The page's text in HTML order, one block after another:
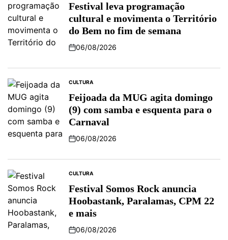
Festival leva programação
cultural e movimenta o Território
do Bem no fim de semana
06/08/2026
CULTURA
Feijoada da MUG agita domingo
(9) com samba e esquenta para o
Carnaval
06/08/2026
CULTURA
Festival Somos Rock anuncia
Hoobastank, Paralamas, CPM 22
e mais
06/08/2026